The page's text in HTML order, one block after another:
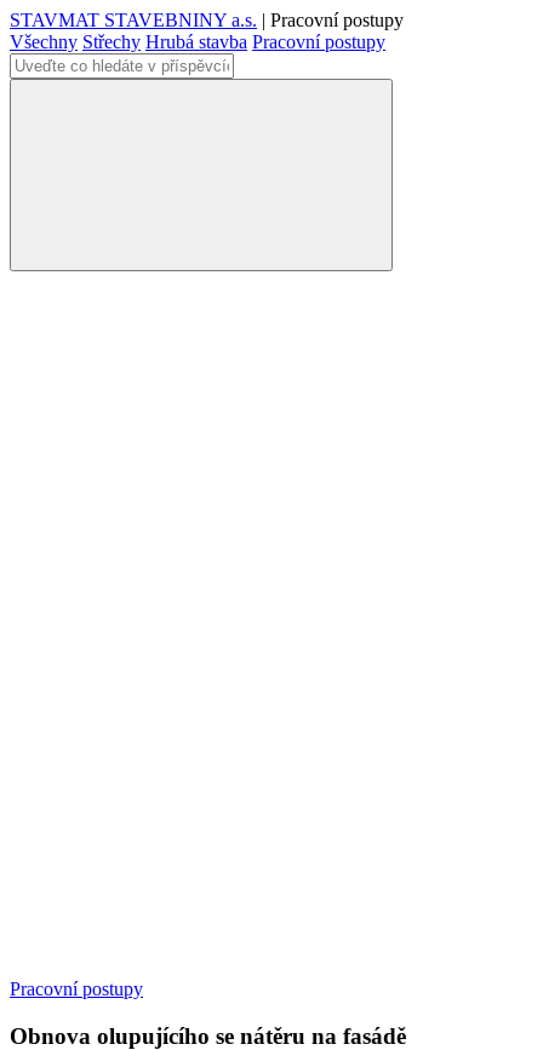
STAVMAT STAVEBNINY a.s. | Pracovní postupy
Všechny Střechy Hrubá stavba Pracovní postupy
Pracovní postupy
Obnova olupujícího se nátěru na fasádě